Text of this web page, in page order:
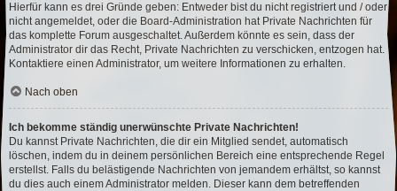
Hierfür kann es drei Gründe geben: Entweder bist du nicht registriert und / oder
nicht angemeldet, oder die Board-Administration hat Private Nachrichten für
das komplette Forum ausgeschaltet. Außerdem könnte es sein, dass der
Administrator dir das Recht, Private Nachrichten zu verschicken, entzogen hat.
Kontaktiere einen Administrator, um weitere Informationen zu erhalten.
Nach oben
Ich bekomme ständig unerwünschte Private Nachrichten!
Du kannst Private Nachrichten, die dir ein Mitglied sendet, automatisch
löschen, indem du in deinem persönlichen Bereich eine entsprechende Regel
erstellst. Falls du belästigende Nachrichten von jemandem erhältst, so kannst
du dies auch einem Administrator melden. Dieser kann dem betreffenden